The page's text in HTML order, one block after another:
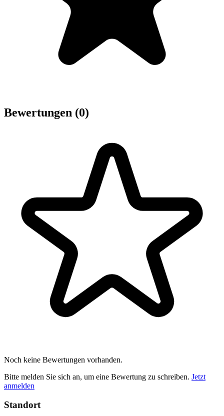
Bewertungen (0)
Noch keine Bewertungen vorhanden.
Bitte melden Sie sich an, um eine Bewertung zu schreiben. Jetzt
anmelden
Standort